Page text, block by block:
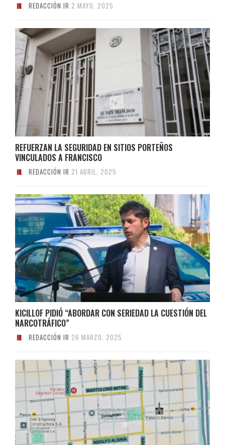
REDACCIÓN IR 2 MAYO, 2025
REFUERZAN LA SEGURIDAD EN SITIOS PORTEÑOS
VINCULADOS A FRANCISCO
REDACCIÓN IR 21 ABRIL, 2025
KICILLOF PIDIÓ “ABORDAR CON SERIEDAD LA CUESTIÓN DEL
NARCOTRÁFICO”
REDACCIÓN IR 26 MARZO, 2025